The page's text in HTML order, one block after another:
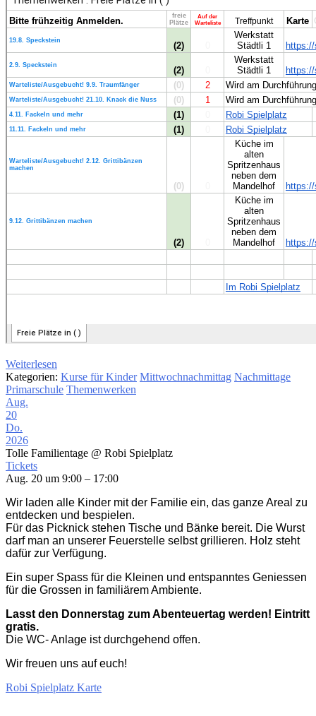
Weiterlesen
Kategorien: Kurse für Kinder Mittwochnachmittag Nachmittage
Primarschule Themenwerken
Aug.
20
Do.
2026
Tolle Familientage @ Robi Spielplatz
Tickets
Aug. 20 um 9:00 – 17:00
Wir laden alle Kinder mit der Familie ein, das ganze Areal zu
entdecken und bespielen.
Für das Picknick stehen Tische und Bänke bereit. Die Wurst
darf man an unserer Feuerstelle selbst grillieren. Holz steht
dafür zur Verfügung.
Ein super Spass für die Kleinen und entspanntes Geniessen
für die Grossen in familiärem Ambiente.
Lasst den Donnerstag zum Abenteuertag werden! Eintritt
gratis.
Die WC- Anlage ist durchgehend offen.
Wir freuen uns auf euch!
Robi Spielplatz Karte